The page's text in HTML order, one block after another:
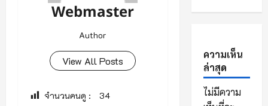
Webmaster
Author
View All Posts
จำนวนคนดู : 34
ความเห็น
ล่าสุด
ไม่มีความ